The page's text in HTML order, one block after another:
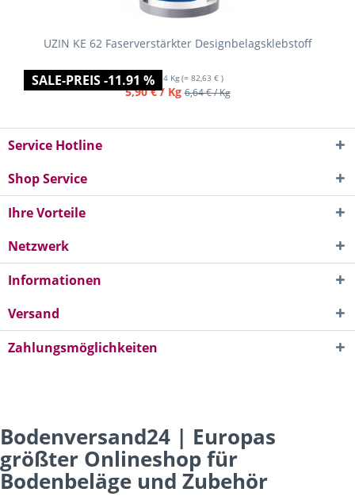
SALE-PREIS -11.91 %
UZIN KE 62 Faserverstärkter Designbelagsklebstoff
Inhalt 14 Kg (= 82,63 € )
5,90 € / Kg 6,64 € / Kg
Service Hotline
Shop Service
Ihre Vorteile
Netzwerk
Informationen
Versand
Zahlungsmöglichkeiten
Bodenversand24 | Europas
größter Onlineshop für
Bodenbeläge und Zubehör